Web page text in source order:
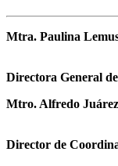
Mtra. Paulina
Directora General
Mtro. Alfredo
Director de